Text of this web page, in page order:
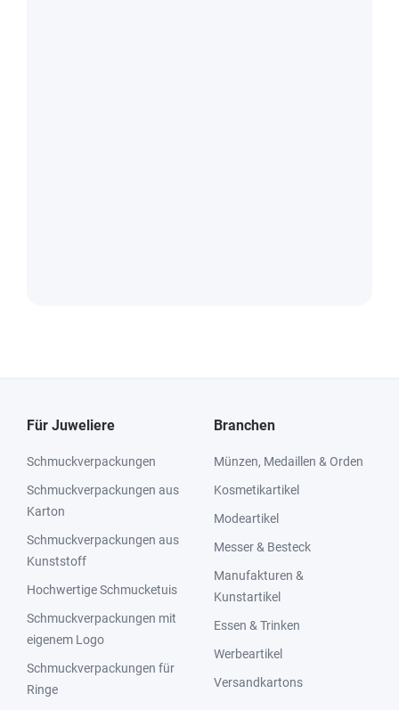
Für Juweliere
Schmuckverpackungen
Schmuckverpackungen aus
Karton
Schmuckverpackungen aus
Kunststoff
Hochwertige Schmucketuis
Schmuckverpackungen mit
eigenem Logo
Schmuckverpackungen für
Ringe
Branchen
Münzen, Medaillen & Orden
Kosmetikartikel
Modeartikel
Messer & Besteck
Manufakturen &
Kunstartikel
Essen & Trinken
Werbeartikel
Versandkartons